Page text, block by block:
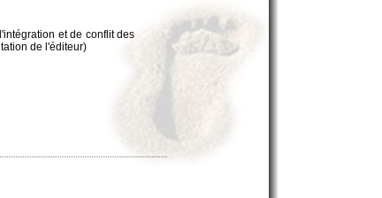
et de conflit des
de l'éditeur)